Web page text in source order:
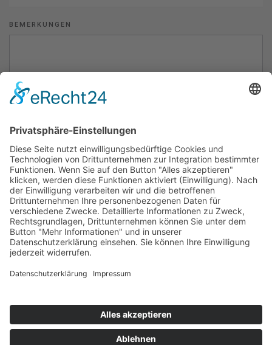
BEMERKUNGEN
unsere Datenschutzerklärung gelesen hast und dich damit
einverstanden erklärst. Diese Einwilligung kann jederzeit
widerrufen werden.
ANFRAGE SENDEN
Impressum Datenschutz
Termin